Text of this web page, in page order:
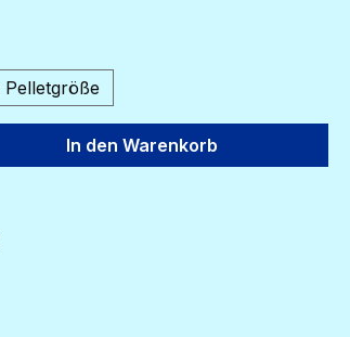
Pelletgröße
den gewünschten Wert
In den Warenkorb